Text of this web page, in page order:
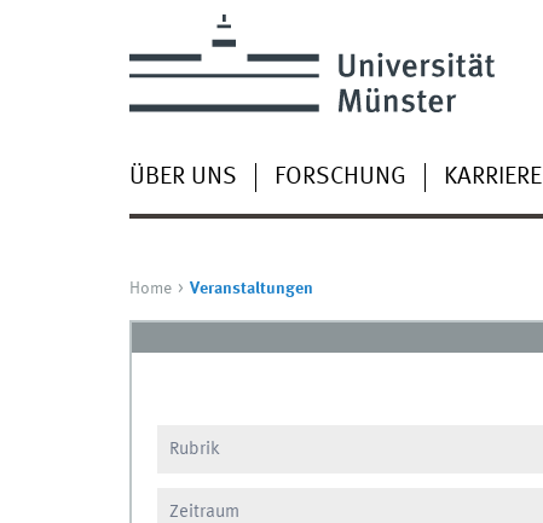
ÜBER UNS FORSCHUNG KARRIERE
Home Veranstaltungen
Rubrik
Zeitraum